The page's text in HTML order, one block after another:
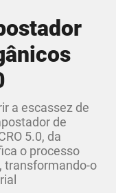
a escassez de
de
5.0, da
o processo
transformando-o